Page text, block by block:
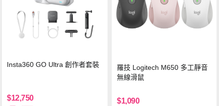
Insta360 GO Ultra 創作者套裝
$12,750
羅技 Logitech M650 多工靜音
無線滑鼠
$1,090